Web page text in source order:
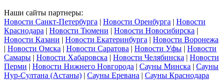
Наши сайты партнеры:
Новости Санкт-Петербурга | Новости Оренбурга | Новости
Краснодара | Новости Тюмени | Новости Новосибирска |
Новости Казани | Новости Екатеринбурга | Новости Воронежа
| Новости Омска | Новости Саратова | Новости Уфы | Новости
Самары | Новости Хабаровска | Новости Челябинска | Новости
Перми | Новости Нижнего Новгорода | Сауны Минска | Сауны
Нур-Султана (Астаны) | Сауны Еревана | Сауны Краснодара